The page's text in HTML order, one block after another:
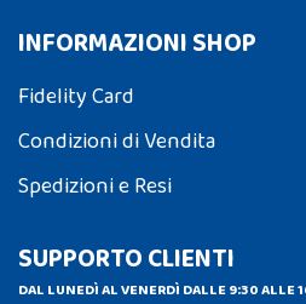
INFORMAZIONI SHOP
Fidelity Card
Condizioni di Vendita
Spedizioni e Resi
SUPPORTO CLIENTI
DAL LUNEDÌ AL VENERDÌ DALLE 9:30 ALLE